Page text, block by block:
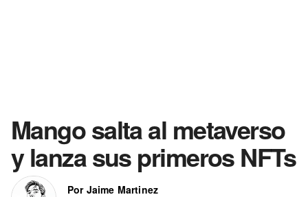
Mango salta al metaverso
y lanza sus primeros NFTs
Por Jaime Martinez